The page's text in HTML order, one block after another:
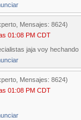
Mensajes: 8624)
01:08 PM CDT
jaja voy hechando
Mensajes: 8624)
01:08 PM CDT